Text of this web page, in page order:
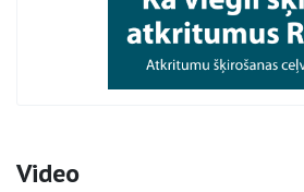
Video